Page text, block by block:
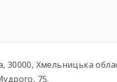
30000, Хмельницька
75.